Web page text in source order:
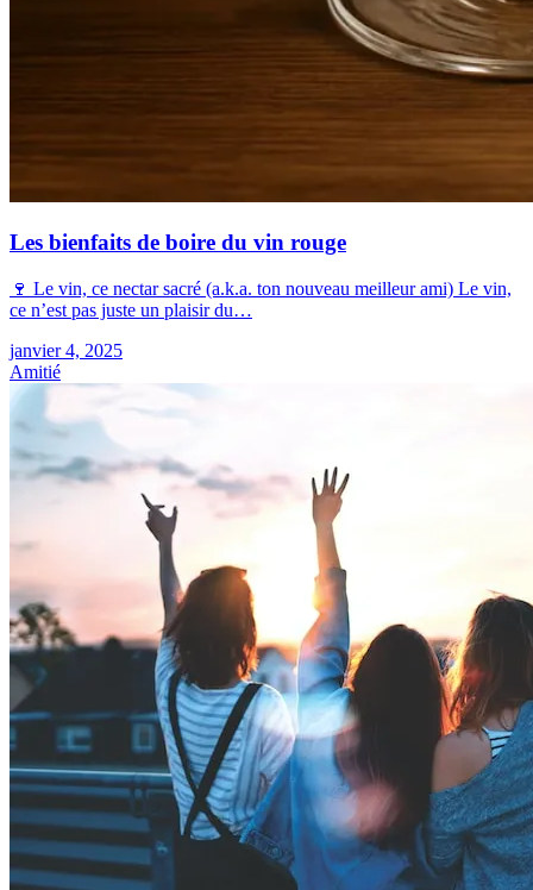
Les bienfaits de boire du vin rouge
🍷 Le vin, ce nectar sacré (a.k.a. ton nouveau meilleur ami) Le vin,
ce n’est pas juste un plaisir du…
janvier 4, 2025
Amitié